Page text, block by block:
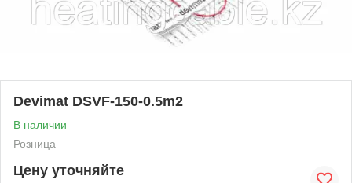
Devimat DSVF-150-0.5m2
В наличии
Розница
Цену уточняйте